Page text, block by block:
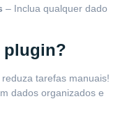
– Inclua qualquer dado
plugin?
reduza tarefas manuais!
dados organizados e